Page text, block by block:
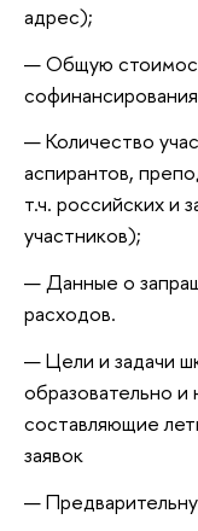
адрес);
Общую
Количество
аспирантов,
т.ч. российских и
участников);
Данные о
расходов.
Цели и задачи
образовательно и
составляющие
заявок